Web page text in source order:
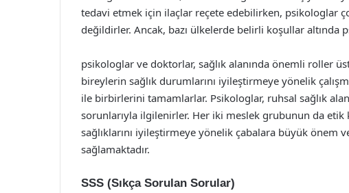
tedavi etmek için ilaçlar reçete edebilirken, psikologlar
değildirler. Ancak, bazı ülkelerde belirli koşullar altında
psikologlar ve doktorlar, sağlık alanında önemli roller
bireylerin sağlık durumlarını iyileştirmeye yönelik
ile birbirlerini tamamlarlar. Psikologlar, ruhsal sağlık
sorunlarıyla ilgilenirler. Her iki meslek grubunun da
sağlıklarını iyileştirmeye yönelik çabalara büyük önem
sağlamaktadır.
SSS (Sıkça Sorulan Sorular)